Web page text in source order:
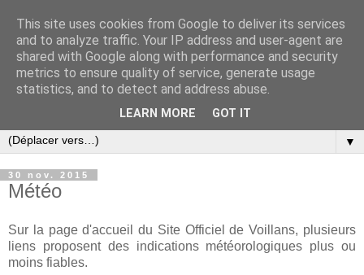
▼
30 nov. 2015
Météo
Sur la page d'accueil du Site Officiel de Voillans, plusieurs
liens proposent des indications météorologiques plus ou
moins fiables.
This site uses cookies from Google to deliver its services
and to analyze traffic. Your IP address and user-agent are
shared with Google along with performance and security
metrics to ensure quality of service, generate usage
statistics, and to detect and address abuse.
LEARN MORE GOT IT